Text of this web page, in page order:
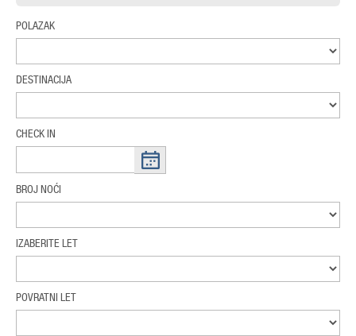
POLAZAK
DESTINACIJA
CHECK IN
BROJ NOĆI
IZABERITE LET
POVRATNI LET